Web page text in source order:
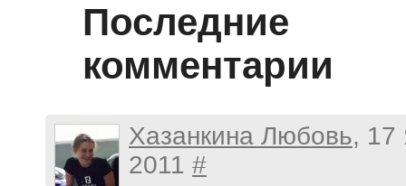
Последние
комментарии
Хазанкина Любовь, 17
2011 #